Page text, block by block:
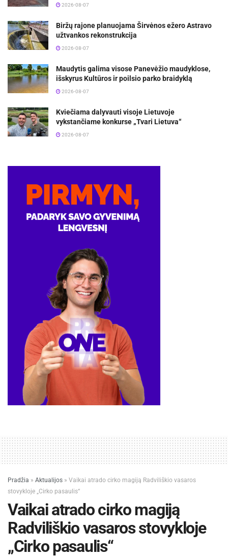
2026-08-07
Biržų rajone planuojama Širvėnos ežero Astravo
užtvankos rekonstrukcija
2026-08-07
Maudytis galima visose Panevėžio maudyklose,
išskyrus Kultūros ir poilsio parko braidyklą
2026-08-07
Kviečiama dalyvauti visoje Lietuvoje
vykstančiame konkurse „Tvari Lietuva“
2026-08-07
Pradžia » Aktualijos » Vaikai atrado cirko magiją Radviliškio vasaros
stovykloje „Cirko pasaulis“
Vaikai atrado cirko magiją
Radviliškio vasaros stovykloje
„Cirko pasaulis“